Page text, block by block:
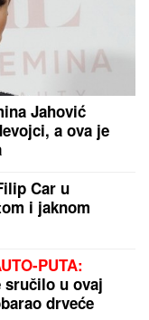
DA IZGUBI
pretnjama i
u američku
od 230
jedva